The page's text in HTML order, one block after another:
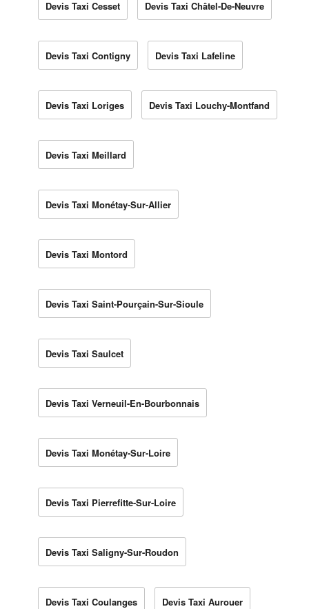
Devis Taxi Cesset Devis Taxi Châtel-De-Neuvre
Devis Taxi Contigny Devis Taxi Lafeline
Devis Taxi Loriges Devis Taxi Louchy-Montfand
Devis Taxi Meillard
Devis Taxi Monétay-Sur-Allier
Devis Taxi Montord
Devis Taxi Saint-Pourçain-Sur-Sioule
Devis Taxi Saulcet
Devis Taxi Verneuil-En-Bourbonnais
Devis Taxi Monétay-Sur-Loire
Devis Taxi Pierrefitte-Sur-Loire
Devis Taxi Saligny-Sur-Roudon
Devis Taxi Coulanges Devis Taxi Aurouer